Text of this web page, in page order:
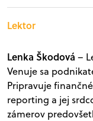
Lektor
Lenka Škodová –
Venuje sa
Pripravuje
reporting a jej
zámerov